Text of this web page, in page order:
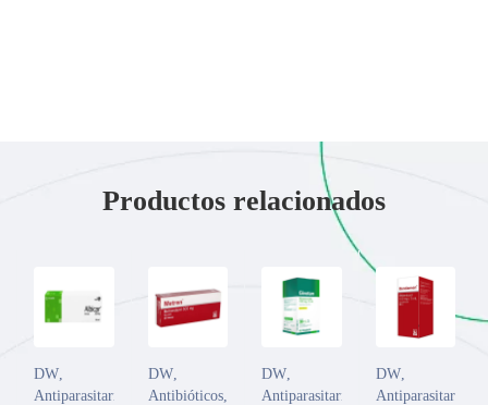
Productos relacionados
DW
Antiparasitarios
DW,
Antibióticos,
DW
Antiparasitarios
DW,
Antiparasitarios